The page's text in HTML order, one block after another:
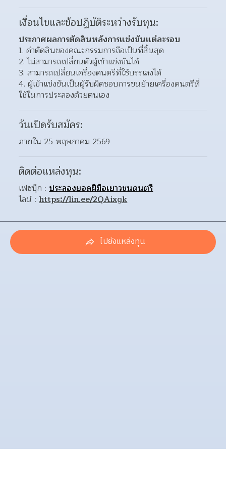
เงื่อนไขและข้อปฏิบัติระหว่างรับทุน:
ประกาศผลการตัดสินหลังการแข่งขันแต่ละรอบ
คำตัดสินของคณะกรรมการถือเป็นที่สิ้นสุด
ไม่สามารถเปลี่ยนตัวผู้เข้าแข่งขันได้
สามารถเปลี่ยนเครื่องดนตรีที่ใช้บรรเลงได้
ผู้เข้าแข่งขันเป็นผู้รับผิดชอบการขนย้ายเครื่องดนตรีที่
ใช้ในการประลองด้วยตนเอง
วันเปิดรับสมัคร:
ภายใน 25 พฤษภาคม 2569
ติดต่อแหล่งทุน:
เฟซบุ๊ก : ประลองยอดฝีมือเยาวชนดนตรี
ไลน์ : https://lin.ee/2QAixgk
ไปยังแหล่งทุน